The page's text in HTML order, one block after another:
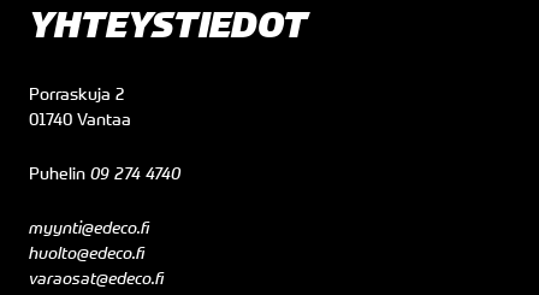
YHTEYSTIEDOT
Porraskuja 2
01740 Vantaa
Puhelin 09 274 4740
myynti@edeco.fi
huolto@edeco.fi
varaosat@edeco.fi